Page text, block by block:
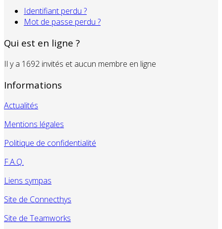
Identifiant perdu ?
Mot de passe perdu ?
Qui est en ligne ?
Il y a 1692 invités et aucun membre en ligne
Informations
Actualités
Mentions légales
Politique de confidentialité
F.A.Q.
Liens sympas
Site de Connecthys
Site de Teamworks